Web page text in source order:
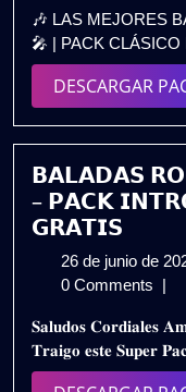
🎶 LAS MEJORES
🎤 | PACK
DESCARGAR
𝗕𝗔𝗟𝗔𝗗𝗔𝗦
– 𝗣𝗔𝗖𝗞
𝗚𝗥𝗔𝗧𝗜𝗦
26 de junio de
0 Comments |
𝐒𝐚𝐥𝐮𝐝𝐨𝐬 𝐂𝐨𝐫𝐝𝐢𝐚𝐥𝐞𝐬
𝐓𝐫𝐚𝐢𝐠𝐨 𝐞𝐬𝐭𝐞 𝐒𝐮𝐩𝐞𝐫